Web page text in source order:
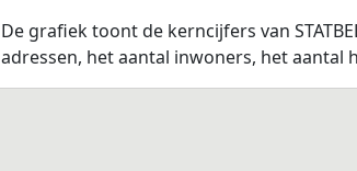
De grafiek toont de kerncijfers van
adressen, het aantal inwoners, het aantal